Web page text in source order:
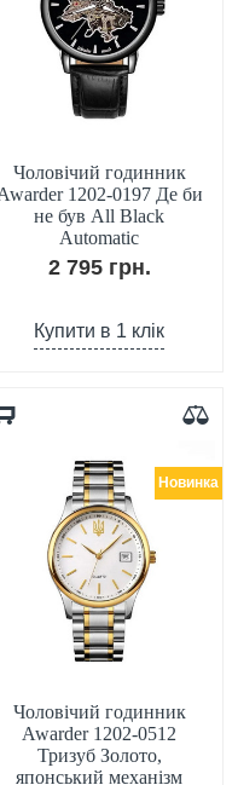
Чоловічий годинник
1202-0197 Де би
не був All Black
Automatic
2 795 грн.
Купити в 1 клік
Новинка
Чоловічий годинник
Awarder 1202-0512
Тризуб Золото,
японський механізм